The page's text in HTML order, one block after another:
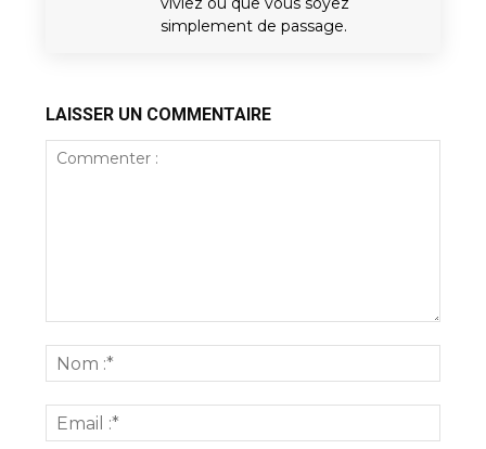
simplement de passage.
LAISSER UN COMMENTAIRE
:*
:*